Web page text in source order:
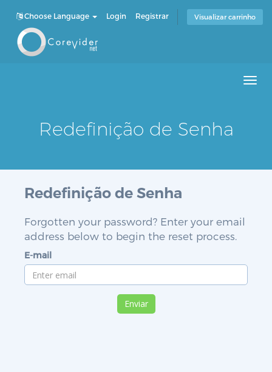
Choose Language Login Registrar Visualizar carrinho
Redefinição de Senha
Redefinição de Senha
Forgotten your password? Enter your email
address below to begin the reset process.
E-mail
Enviar